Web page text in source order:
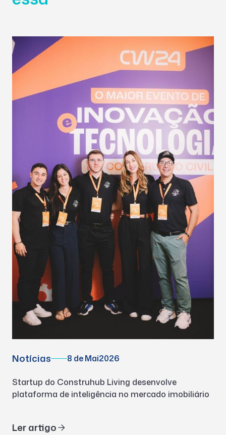
Notícias 8 de Mai2026
Startup do Construhub Living desenvolve
plataforma de inteligência no mercado imobiliário
Ler artigo